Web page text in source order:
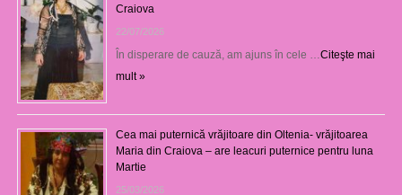
Craiova
22/07/2026
În disperare de cauză, am ajuns în cele …Citeşte mai
mult »
Cea mai puternică vrăjitoare din Oltenia- vrăjitoarea
Maria din Craiova – are leacuri puternice pentru luna
Martie
25/03/2026